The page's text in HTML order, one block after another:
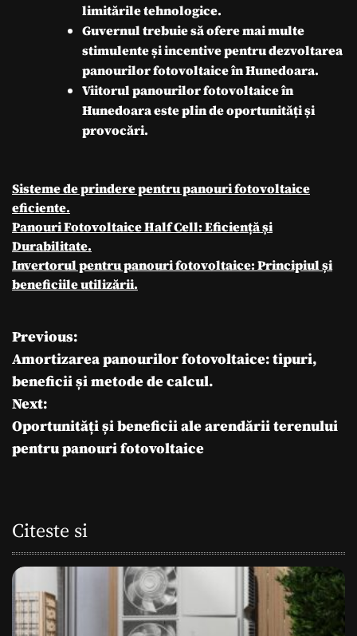
limitările tehnologice.
Guvernul trebuie să ofere mai multe
stimulente și incentive pentru dezvoltarea
panourilor fotovoltaice în Hunedoara.
Viitorul panourilor fotovoltaice în
Hunedoara este plin de oportunități și
provocări.
Sisteme de prindere pentru panouri fotovoltaice
eficiente.
Panouri Fotovoltaice Half Cell: Eficiență și
Durabilitate.
Invertorul pentru panouri fotovoltaice: Principiul și
beneficiile utilizării.
N
a
v
i
r
e
î
Previous:
Amortizarea panourilor fotovoltaice: tipuri,
beneficii și metode de calcul.
Next:
Oportunități și beneficii ale arendării terenului
pentru panouri fotovoltaice
Citeste si